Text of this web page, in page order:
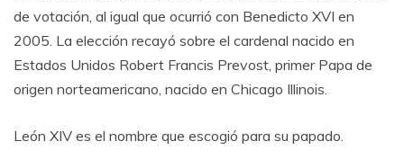
de votación, al igual que ocurrió con Benedicto XVI en
2005. La elección recayó sobre el cardenal nacido en
Estados Unidos Robert Francis Prevost, primer Papa de
origen norteamericano, nacido en Chicago Illinois.
León XIV es el nombre que escogió para su papado.